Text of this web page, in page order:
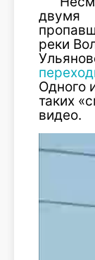
двумя
реки
Одного
таких «
видео.